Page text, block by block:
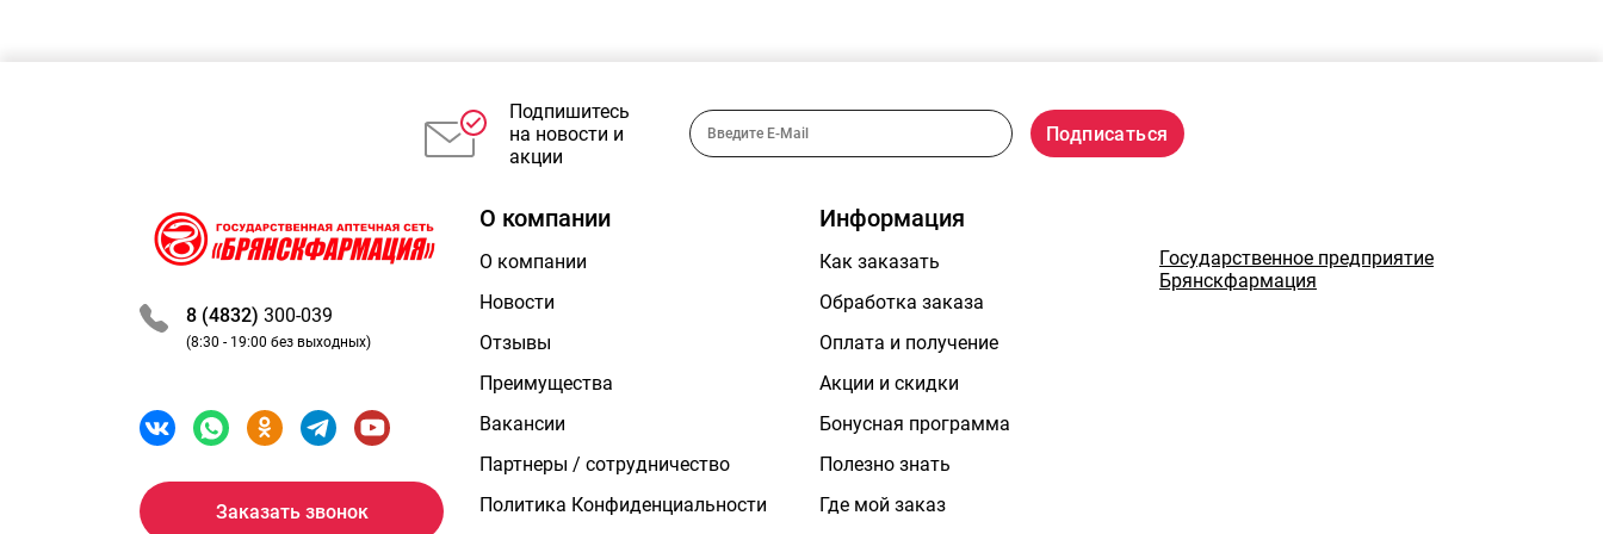
Средства ухода за
ребенком
Подпишитесь
на новости и
акции
8 (4832) 300-039
(8:30 - 19:00 без выходных)
Заказать звонок
О компании
О компании
Новости
Отзывы
Преимущества
Вакансии
Партнеры / сотрудничество
Политика Конфиденциальности
Информация
Как заказать
Обработка заказа
Оплата и получение
Акции и скидки
Бонусная программа
Полезно знать
Где мой заказ
Государственное предприятие
Брянскфармация